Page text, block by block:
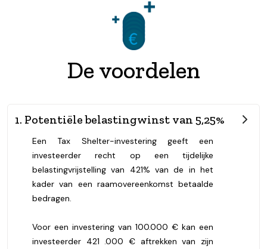
De voordelen
1. Potentiële belastingwinst van 5,25%
Een Tax Shelter-investering geeft een
investeerder recht op een tijdelijke
belastingvrijstelling van 421% van de in het
kader van een raamovereenkomst betaalde
bedragen.
Voor een investering van 100.000 € kan een
investeerder 421 .000 € aftrekken van zijn